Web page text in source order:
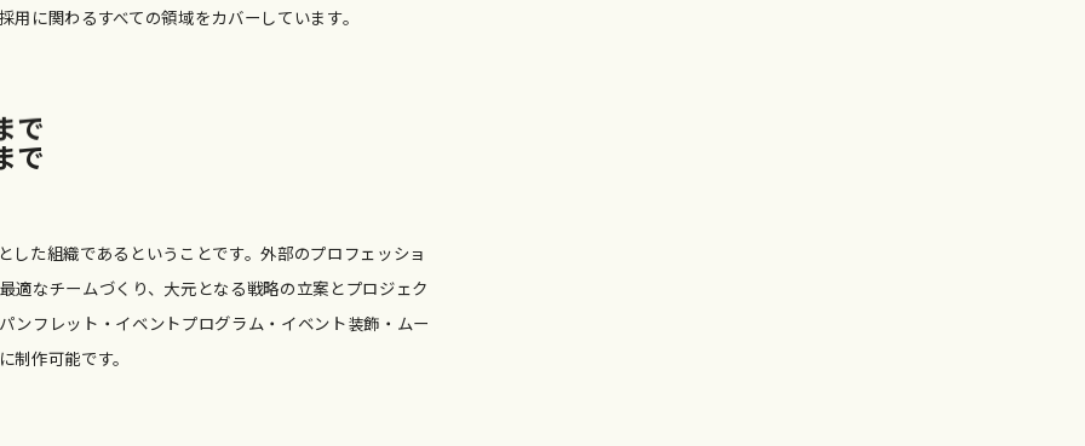
に関わるすべての領域をカバーしています。
で
で
した組織であるということです。外部のプロフェッショ
適なチームづくり、大元となる戦略の立案とプロジェク
ンフレット・イベントプログラム・イベント装飾・ムー
作可能です。